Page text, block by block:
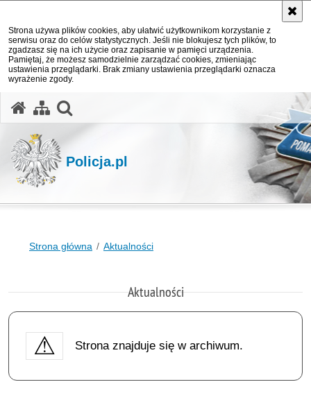
Strona używa plików cookies, aby ułatwić użytkownikom korzystanie z
serwisu oraz do celów statystycznych. Jeśli nie blokujesz tych plików, to
zgadzasz się na ich użycie oraz zapisanie w pamięci urządzenia.
Pamiętaj, że możesz samodzielnie zarządzać cookies, zmieniając
ustawienia przeglądarki. Brak zmiany ustawienia przeglądarki oznacza
wyrażenie zgody.
Policja.pl
Strona główna Aktualności
Aktualności
Strona znajduje się w archiwum.